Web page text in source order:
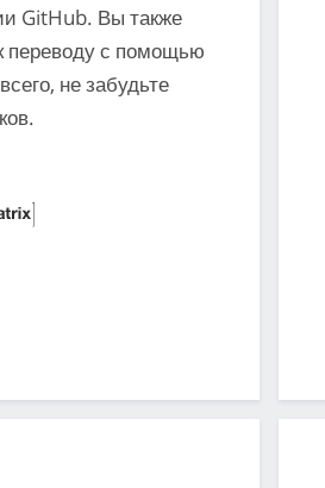
GitHub. Вы также
переводу с помощью
не забудьте